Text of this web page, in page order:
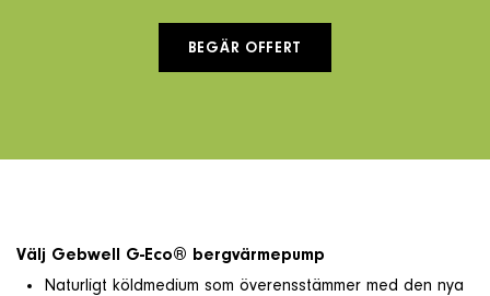
BEGÄR OFFERT
Välj Gebwell G-Eco® bergvärmepump
Naturligt köldmedium som överensstämmer med den nya